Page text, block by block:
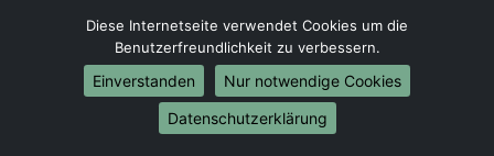
Umzug von Mönchengladbach nach Griechenland
Umzug von Mönchengladbach nach Italien
Umzug von Mönchengladbach nach Liechtenstein
Umzug von Mönchengladbach nach Luxemburg
Diese Internetseite verwendet Cookies um die
Benutzerfreundlichkeit zu verbessern.
Einverstanden
Nur notwendige Cookies
Datenschutzerklärung